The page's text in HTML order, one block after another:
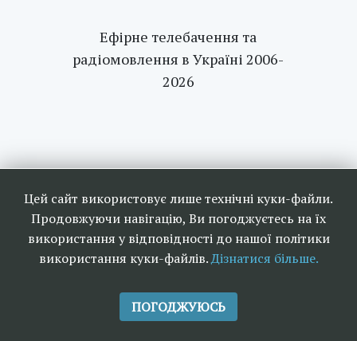
Цей сайт використовує лише технічні куки-файли.
Продовжуючи навігацію, Ви погоджуєтесь на їх
використання у відповідності до нашої політики
використання куки-файлів.Дізнатися більше.
ПОГОДЖУЮСЬ
Ефірне телебачення та
радіомовлення в Україні 2006-
2026